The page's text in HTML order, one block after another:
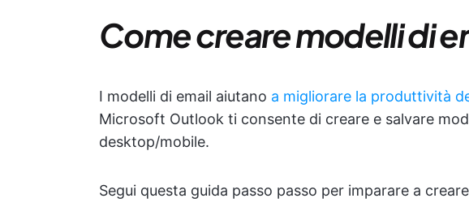
Come creare modelli di
I modelli di email aiutano a migliorare la produttività
Microsoft Outlook ti consente di creare e salvare
desktop/mobile.
Segui questa guida passo passo per imparare a